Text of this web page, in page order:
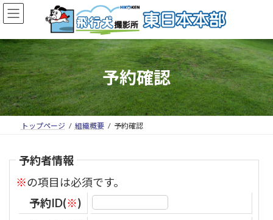
予約確認
トップページ 組織概要 予約確認
予約者情報
※の項目は必須です。
予約ID(※)